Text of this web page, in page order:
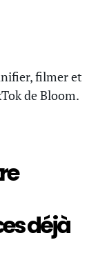
filmer et
de Bloom.
déjà